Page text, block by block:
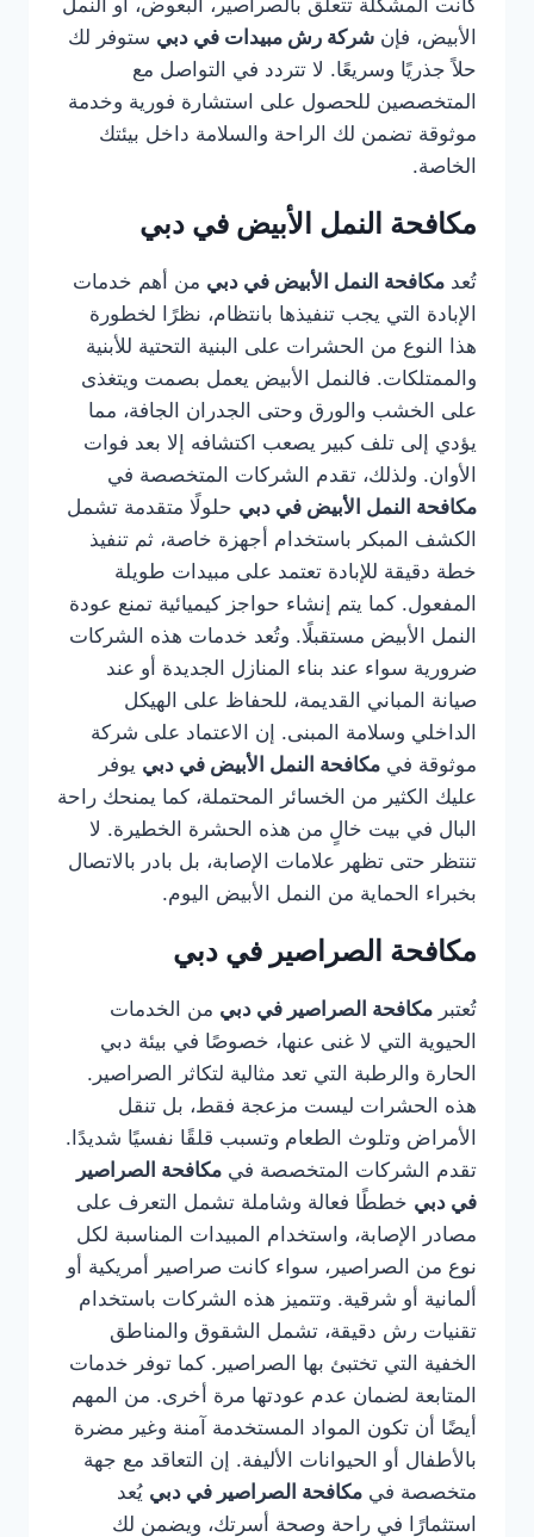
الأبيض، فإن شركة رش مبيدات في دبي ستوفر لك
حلاً جذريًا وسريعًا. لا تتردد في التواصل مع
المتخصصين للحصول على استشارة فورية وخدمة
موثوقة تضمن لك الراحة والسلامة داخل بيئتك
الخاصة.
مكافحة النمل الأبيض في دبي
تُعد مكافحة النمل الأبيض في دبي من أهم خدمات
الإبادة التي يجب تنفيذها بانتظام، نظرًا لخطورة
هذا النوع من الحشرات على البنية التحتية للأبنية
والممتلكات. فالنمل الأبيض يعمل بصمت ويتغذى
على الخشب والورق وحتى الجدران الجافة، مما
يؤدي إلى تلف كبير يصعب اكتشافه إلا بعد فوات
الأوان. ولذلك، تقدم الشركات المتخصصة في
مكافحة النمل الأبيض في دبي حلولًا متقدمة تشمل
الكشف المبكر باستخدام أجهزة خاصة، ثم تنفيذ
خطة دقيقة للإبادة تعتمد على مبيدات طويلة
المفعول. كما يتم إنشاء حواجز كيميائية تمنع عودة
النمل الأبيض مستقبلًا. وتُعد خدمات هذه الشركات
ضرورية سواء عند بناء المنازل الجديدة أو عند
صيانة المباني القديمة، للحفاظ على الهيكل
الداخلي وسلامة المبنى. إن الاعتماد على شركة
موثوقة في مكافحة النمل الأبيض في دبي يوفر
عليك الكثير من الخسائر المحتملة، كما يمنحك راحة
البال في بيت خالٍ من هذه الحشرة الخطيرة. لا
تنتظر حتى تظهر علامات الإصابة، بل بادر بالاتصال
بخبراء الحماية من النمل الأبيض اليوم.
مكافحة الصراصير في دبي
تُعتبر مكافحة الصراصير في دبي من الخدمات
الحيوية التي لا غنى عنها، خصوصًا في بيئة دبي
الحارة والرطبة التي تعد مثالية لتكاثر الصراصير.
هذه الحشرات ليست مزعجة فقط، بل تنقل
الأمراض وتلوث الطعام وتسبب قلقًا نفسيًا شديدًا.
تقدم الشركات المتخصصة في مكافحة الصراصير
في دبي خططًا فعالة وشاملة تشمل التعرف على
مصادر الإصابة، واستخدام المبيدات المناسبة لكل
نوع من الصراصير، سواء كانت صراصير أمريكية أو
ألمانية أو شرقية. وتتميز هذه الشركات باستخدام
تقنيات رش دقيقة، تشمل الشقوق والمناطق
الخفية التي تختبئ بها الصراصير. كما توفر خدمات
المتابعة لضمان عدم عودتها مرة أخرى. من المهم
أيضًا أن تكون المواد المستخدمة آمنة وغير مضرة
بالأطفال أو الحيوانات الأليفة. إن التعاقد مع جهة
متخصصة في مكافحة الصراصير في دبي يُعد
استثمارًا في راحة وصحة أسرتك، ويضمن لك